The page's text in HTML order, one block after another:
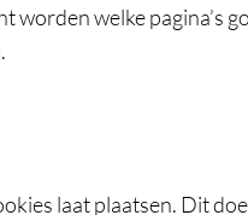
welke pagina’s
laat plaatsen. Dit